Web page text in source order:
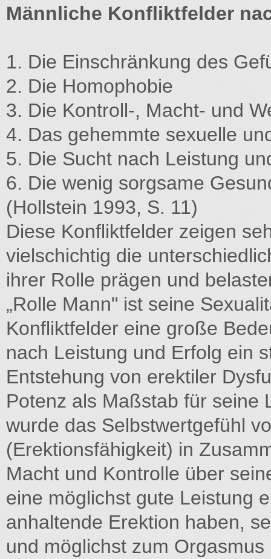
Männliche Konfliktfelder
1. Die Einschränkung des
2. Die Homophobie
3. Die Kontroll-, Macht- und
4. Das gehemmte sexuelle
5. Die Sucht nach Leistung
6. Die wenig sorgsame
(Hollstein 1993, S. 11)
Diese Konfliktfelder zeigen
vielschichtig die
ihrer Rolle prägen und
„Rolle Mann" ist seine
Konfliktfelder eine große
nach Leistung und Erfolg ein
Entstehung von erektiler
Potenz als Maßstab für seine
wurde das Selbstwertgefühl
(Erektionsfähigkeit) in
Macht und Kontrolle über
eine möglichst gute Leistung
anhaltende Erektion haben,
und möglichst zum